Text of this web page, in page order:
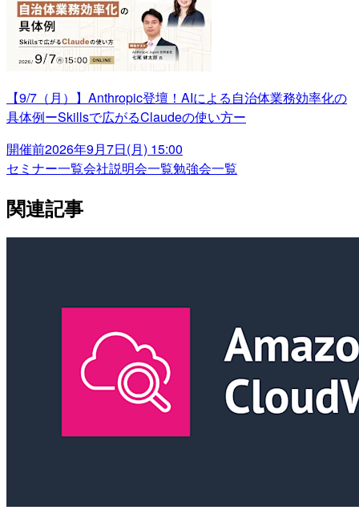
【9/7（月）】Anthropic登壇！AIによる自治体業務効率化の
具体例ーSkillsで広がるClaudeの使い方ー
開催前2026年9月7日(月) 15:00
セミナー一覧会社説明会一覧勉強会一覧
関連記事